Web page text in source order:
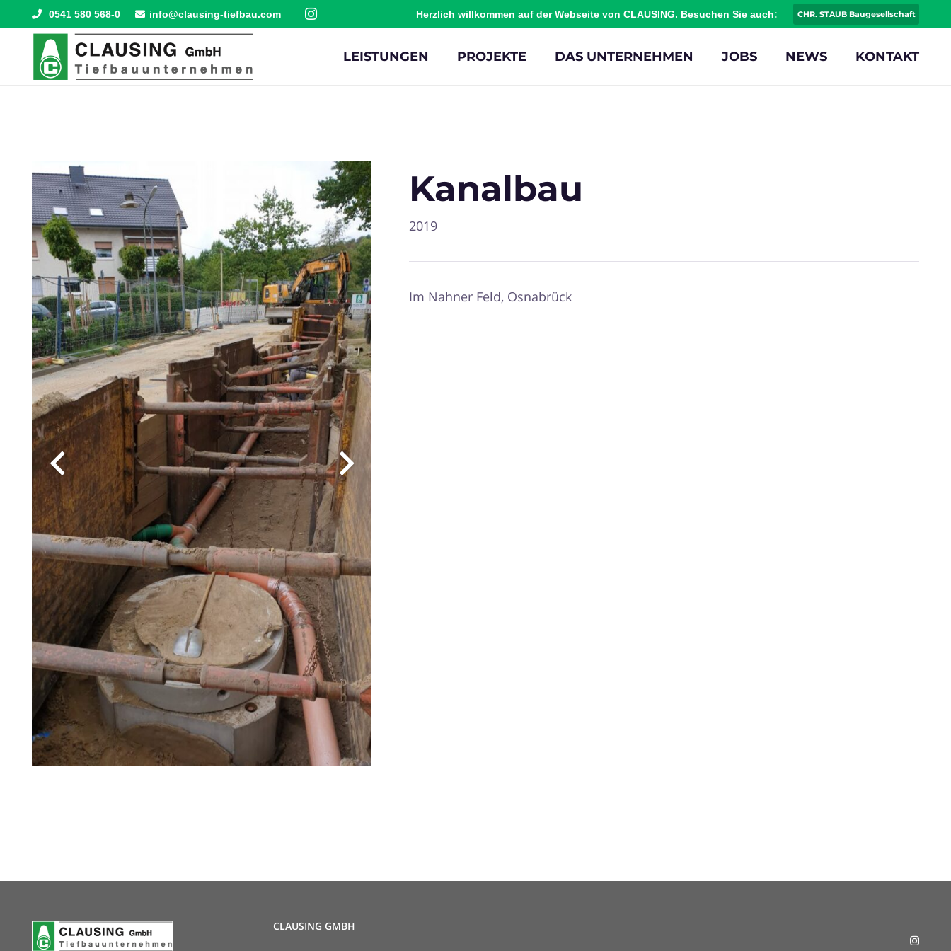
0541 580 568-0 info@clausing-tiefbau.com Herzlich willkommen auf der Webseite von CLAUSING. Besuchen Sie auch: CHR. STAUB Baugesellschaft
LEISTUNGEN PROJEKTE DAS UNTERNEHMEN JOBS NEWS KONTAKT
Kanalbau
2019
Im Nahner Feld, Osnabrück
CLAUSING GMBH